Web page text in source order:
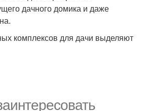
дачного домика и даже
комплексов для дачи выделяют